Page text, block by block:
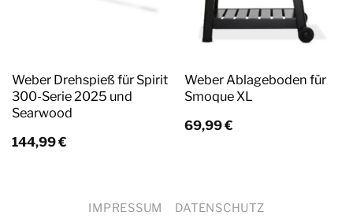
Weber Drehspieß für Spirit
300-Serie 2025 und
Searwood
144,99€
Weber Ablageboden für
Smoque XL
69,99€
IMPRESSUM DATENSCHUTZ